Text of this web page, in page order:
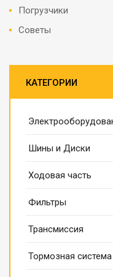
Погрузчики
Советы
КАТЕГОРИИ
Шины и Диски
Ходовая часть
Фильтры
Трансмиссия
Тормозная система